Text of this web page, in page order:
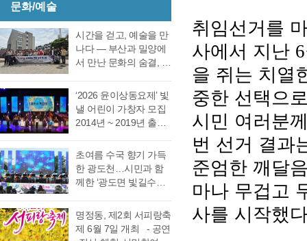
27일 오후 2시 경남도
선관위 청사 6층 회의실
에서 전량 수작…
원 7표로 통영시의회
회의규칙에 따른 재적
의원 과반수 득표자가
나오지 않았고 2차 투표
에서도 1차투료와 같이
정…
소회를 밝혔다. 전병일
위원은 “지난 지방선거
에서 대한민국 보수의
텃밭이라고 평가받던
시의회 개원 이후 처음
으로 진보진영인 민주
당이 과반 의석을 차지
었다. 이에 먼저 평생 보
수를 자처하던 저의 부
족함을 질책하…
여름철 해양관광객 증
가와 금어기 해제에 따
른 출어선 증가로 음주
운항 사고 발생이 우려
부터 8월 28일(금)까지
71일간 음주운항 특별
단속을 실시한다고 밝
혔다. 최근 3년간
음주운항 단속 현황을
분석한 결과, 본격적인
조업이 시작되는 봄철
운항이 지속적으로 발
생했으며, 특히 여름철
문화/예술
시간을 걷고, 예술을 만
나다 ― 부산과 밀양에
서 만난 문화의 숨결, 그
은 길을 따라 움직이지
만, 마음은 시간을 따라
걷는다. 어떤 여행은 낯
선 풍경을 만나기 위해
래도록 마음속에 품어
온 질문의 답을 찾기 위
해 길을 나선다. 이번 여
다. 역사와 예술을 만나
고, 그 속에서 통영의 내
‘2026 윤이상동요제’ 빛
낼 어린이 가창자 모집
2014년 ~ 2019년 출생
가능 통영국제음악재
단(이사장 강석주)이 오
는 9월 19일 개최하는
를 모집한다. ‘윤이상
동요제’는 통영국제음
초여름 수국 향기 가득
한 광도천…시민과 함
께한 ‘광도면 빛길수국
정취가 절정에 이른 6월
20일 통영시 광도면(면
장 노승욱) 광도천 일원
명정동, 제2회 서피랑축
제 6월 7일 개최 - 공연
취임선거를
사에서 지난 6
을 쥐는 치열
중한 선택으
시민 여러분
번 선거 결과
준엄한 깨달
마나 무겁고
사를 시작했